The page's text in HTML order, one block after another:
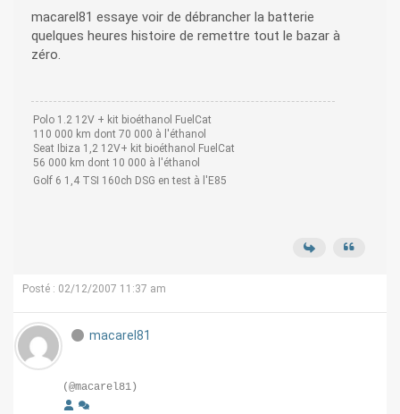
macarel81 essaye voir de débrancher la batterie
quelques heures histoire de remettre tout le bazar à
zéro.
Polo 1.2 12V + kit bioéthanol FuelCat
110 000 km dont 70 000 à l'éthanol
Seat Ibiza 1,2 12V+ kit bioéthanol FuelCat
56 000 km dont 10 000 à l'éthanol
Golf 6 1,4 TSI 160ch DSG en test à l'E85
Posté : 02/12/2007 11:37 am
macarel81
(@macarel81)